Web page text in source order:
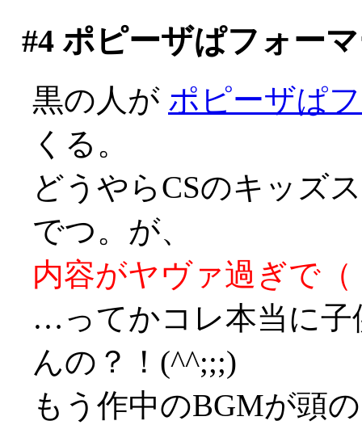
#4ポピーザぱフォー
黒の人が ポピーザぱ
くる。
どうやらCSのキッズ
でつ。が、
内容がヤヴァ過ぎで
…ってかコレ本当に子
んの？！(^^;;;)
もう作中のBGMが頭